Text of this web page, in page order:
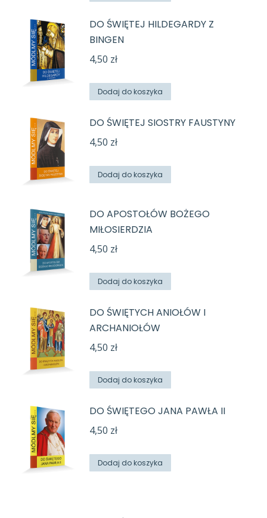
DO ŚWIĘTEJ HILDEGARDY Z
BINGEN
4,50 zł
Dodaj do koszyka
DO ŚWIĘTEJ SIOSTRY FAUSTYNY
4,50 zł
Dodaj do koszyka
DO APOSTOŁÓW BOŻEGO
MIŁOSIERDZIA
4,50 zł
Dodaj do koszyka
DO ŚWIĘTYCH ANIOŁÓW I
ARCHANIOŁÓW
4,50 zł
Dodaj do koszyka
DO ŚWIĘTEGO JANA PAWŁA II
4,50 zł
Dodaj do koszyka